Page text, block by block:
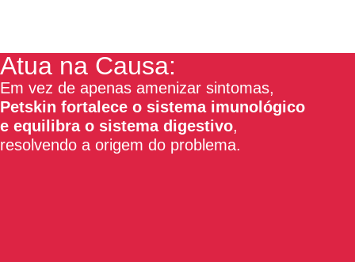
Atua na Causa:
Em vez de apenas amenizar sintomas,
Petskin fortalece o sistema imunológico
e equilibra o sistema digestivo,
resolvendo a origem do problema.